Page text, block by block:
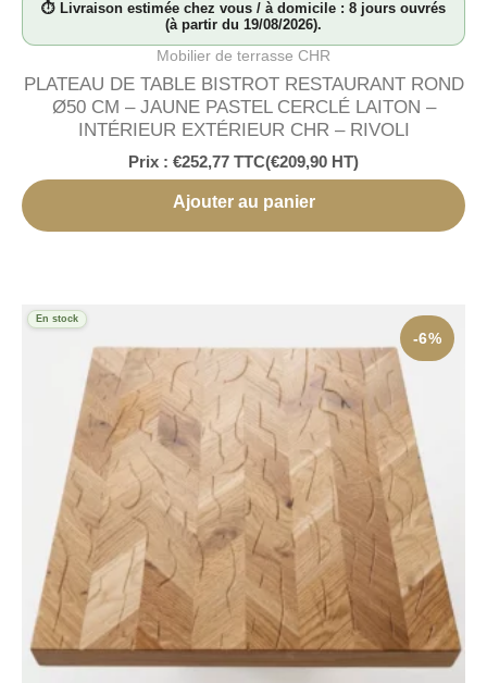
⏱ Livraison estimée chez vous / à domicile : 8 jours ouvrés
(à partir du 19/08/2026).
Mobilier de terrasse CHR
PLATEAU DE TABLE BISTROT RESTAURANT ROND
Ø50 CM – JAUNE PASTEL CERCLÉ LAITON –
INTÉRIEUR EXTÉRIEUR CHR – RIVOLI
Prix : €252,77 TTC(€209,90 HT)
Ajouter au panier
-6%
En stock